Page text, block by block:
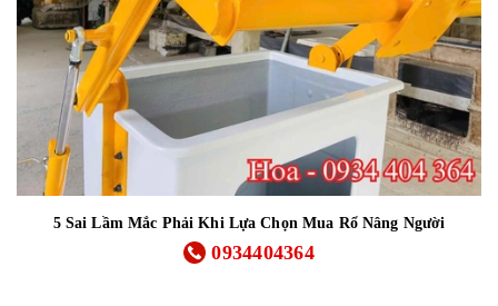
5 Sai Lầm Mắc Phải Khi Lựa Chọn Mua Rổ Nâng Người
0934404364